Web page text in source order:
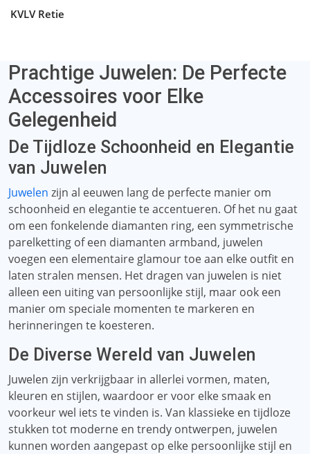
KVLV Retie
Prachtige Juwelen: De Perfecte
Accessoires voor Elke
Gelegenheid
De Tijdloze Schoonheid en Elegantie
van Juwelen
Juwelen zijn al eeuwen lang de perfecte manier om
schoonheid en elegantie te accentueren. Of het nu gaat
om een ​​fonkelende diamanten ring, een symmetrische
parelketting of een diamanten armband, juwelen
voegen een elementaire glamour toe aan elke outfit en
laten stralen mensen. Het dragen van juwelen is niet
alleen een uiting van persoonlijke stijl, maar ook een
manier om speciale momenten te markeren en
herinneringen te koesteren.
De Diverse Wereld van Juwelen
Juwelen zijn verkrijgbaar in allerlei vormen, maten,
kleuren en stijlen, waardoor er voor elke smaak en
voorkeur wel iets te vinden is. Van klassieke en tijdloze
stukken tot moderne en trendy ontwerpen, juwelen
kunnen worden aangepast op elke persoonlijke stijl en